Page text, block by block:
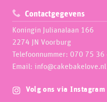
Contactgegevens
Koningin Julianalaan 166
2274 JN Voorburg
Telefoonnummer: 070 75 36
Email: info@cakebakelove.nl
Volg ons via Instagram